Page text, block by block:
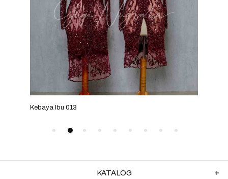
Kebaya Ibu 025
KATALOG